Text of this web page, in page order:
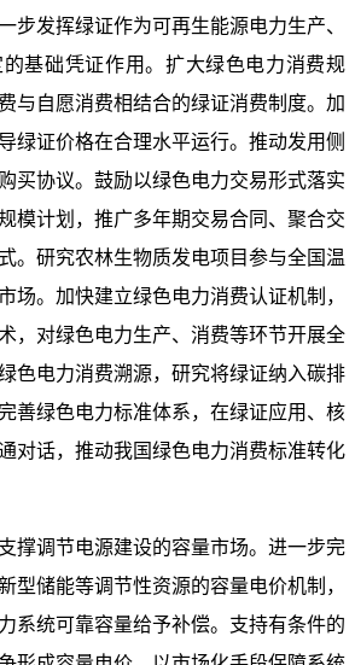
步发挥绿证作为可再生能源电力生产、
基础凭证作用。扩大绿色电力消费规
与自愿消费相结合的绿证消费制度。加
绿证价格在合理水平运行。推动发用侧
买协议。鼓励以绿色电力交易形式落实
模计划，推广多年期交易合同、聚合交
。研究农林生物质发电项目参与全国温
场。加快建立绿色电力消费认证机制，
，对绿色电力生产、消费等环节开展全
色电力消费溯源，研究将绿证纳入碳排
善绿色电力标准体系，在绿证应用、核
对话，推动我国绿色电力消费标准转化
调节电源建设的容量市场。进一步完
型储能等调节性资源的容量电价机制，
系统可靠容量给予补偿。支持有条件的